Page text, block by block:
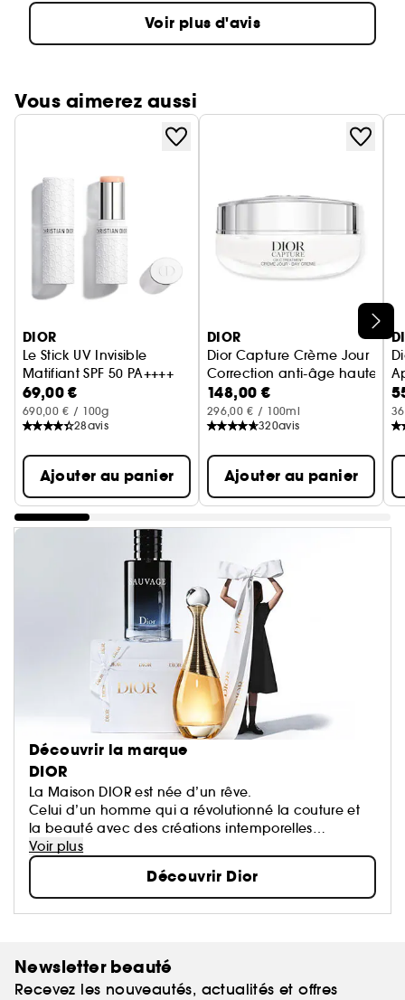
Voir plus d'avis
Vous aimerez aussi
DIOR
Le Stick UV Invisible
Matifiant SPF 50 PA++++
Stick invisible protection UV
69,00 €
690,00 € / 100g
28avis
Ajouter au panier
DIOR
Dior Capture Crème Jour
Correction anti-âge haute
148,00 €
296,00 € / 100ml
320avis
Ajouter au panier
Découvrir la marque
DIOR
La Maison DIOR est née d’un rêve.
Celui d’un homme qui a révolutionné la couture et
la beauté avec des créations intemporelles
devenues des icônes.
Chaque création de la Maison porte une part de
son rêve qui oeuvre pour un monde plus beau et
plus heureux.
Voir plus
Découvrir Dior
Newsletter beauté
Recevez les nouveautés, actualités et offres